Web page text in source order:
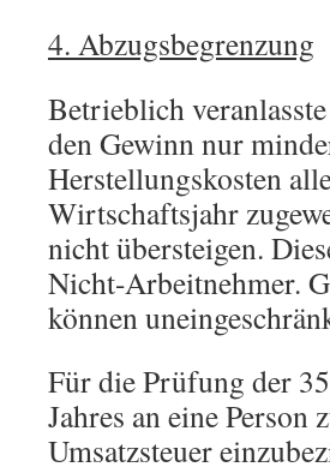
4. Abzugsbegrenzung
Betrieblich
den Gewinn nur
Herstellungskosten
Wirtschaftsjahr
nicht übersteigen.
Nicht-Arbeitnehmer.
können
Für die Prüfung der
Jahres an eine Person
Umsatzsteuer